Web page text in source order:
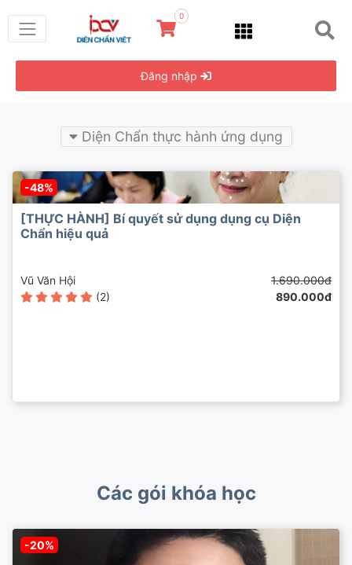
0
Đăng nhập
Diện Chẩn thực hành ứng dụng
-48%
[THỰC HÀNH] Bí quyết sử dụng dụng cụ Diện
Chẩn hiệu quả
Vũ Văn Hội
(2)
1.690.000đ
890.000đ
Các gói khóa học
-20%